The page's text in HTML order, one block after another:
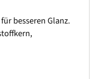
besseren Glanz.